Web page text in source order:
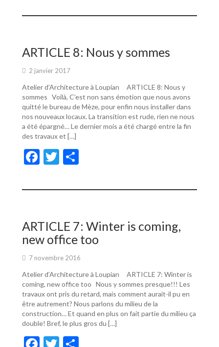
e
o
o
k
itt ta
er
ARTICLE 8: Nous y sommes
2 janvier 2017
Atelier d’Architecture à Loupian ARTICLE 8: Nous y
sommes Voilà, C’est non sans émotion que nous avons
quitté le bureau de Mèze, pour enfin nous installer dans
nos nouveaux locaux. La transition est rude, rien ne nous
a été épargné… Le dernier mois a été chargé entre la fin
des travaux et […]
F
e
o
o
k
T
itt ta
er
ARTICLE 7: Winter is coming,
new office too
7 novembre 2016
Atelier d’Architecture à Loupian ARTICLE 7: Winter is
coming, new office too Nous y sommes presque!!! Les
travaux ont pris du retard, mais comment aurait-il pu en
être autrement? Nous parlons du milieu de la
construction… Et quand en plus on fait partie du milieu ça
double! Bref, le plus gros du […]